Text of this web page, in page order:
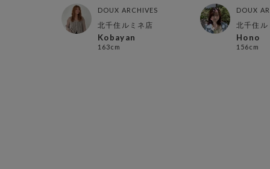
DOUX ARCHIVES
北千住ルミネ店
Kobayan
163cm
DOUX
北千住ル
Hono
156cm